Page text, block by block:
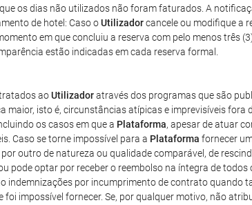
os dias não utilizados não foram faturados. A
de hotel: Caso oUtilizadorcancele ou modifique a
em que concluiu a reserva com pelo menos três
estão indicadas em cada reserva formal.
aoUtilizadoratravés dos programas que são
isto é, circunstâncias atípicas e imprevisíveis
os casos em que a Plataforma, apesar de atuar
Caso se torne impossível para a Plataforma fornecer
outro de natureza ou qualidade comparável, de
pode optar por receber o reembolso na íntegra de
indemnizações por incumprimento de contrato quando
impossível fornecer. Se, por qualquer motivo, não